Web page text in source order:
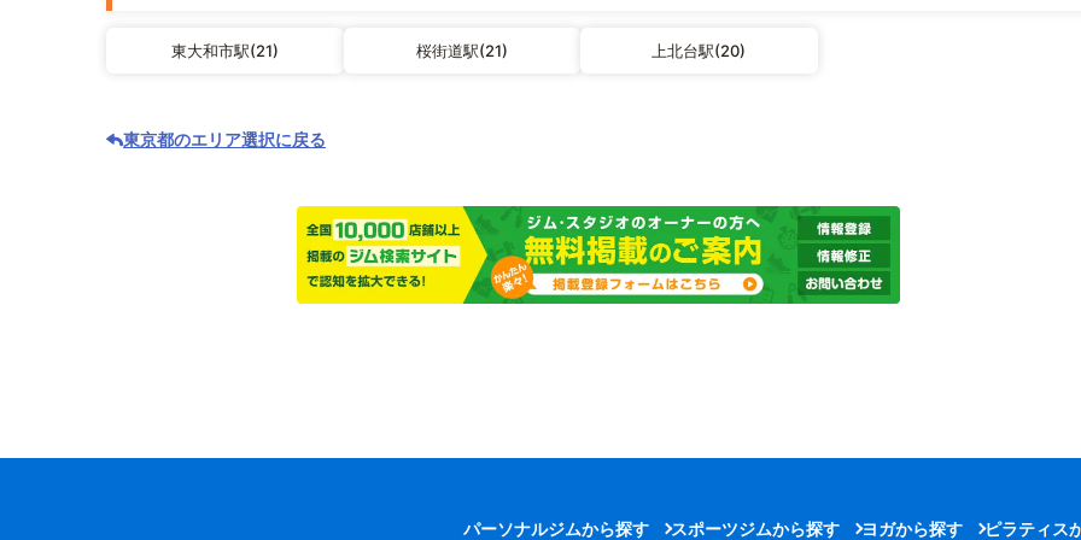
東大和市駅(21) 桜街道駅(21) 上北台駅(20)
東京都のエリア選択に戻る
パーソナルジムから探す スポーツジムから探す ヨガから探す ピラティス